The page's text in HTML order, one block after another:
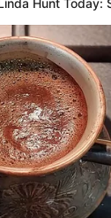
victoire.
retour en forme
effet, après un
rassurer.
très positif
déjà de
Par
Hunt Today: